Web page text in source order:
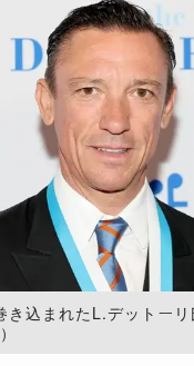
き込まれたL.デットー